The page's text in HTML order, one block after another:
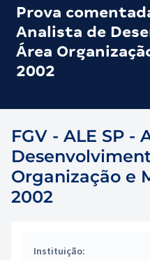
Prova
Analista de
Área
2002
FGV - ALE SP -
Organização e
2002
Instituição: